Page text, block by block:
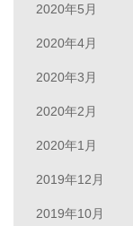
2020年5月
2020年4月
2020年3月
2020年2月
2020年1月
2019年12月
2019年10月